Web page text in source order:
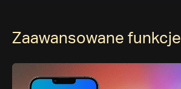
Zaawansowane funkcje